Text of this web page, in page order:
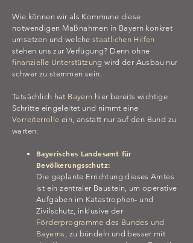
Wie können wir als Kommune diese
notwendigen Maßnahmen in Bayern konkret
umsetzen und welche staatlichen Hilfen
stehen uns zur Verfügung? Denn ohne
finanzielle Unterstützung wird der Ausbau nur
schwer zu stemmen sein.
Tatsächlich hat Bayern hier bereits wichtige
Schritte eingeleitet und nimmt eine
Vorreiterrolle ein, anstatt nur auf den Bund zu
warten:
Bayerisches Landesamt für
Bevölkerungsschutz:
Die geplante Errichtung dieses Amtes
ist ein zentraler Baustein, um operative
Aufgaben im Katastrophen- und
Zivilschutz, inklusive der
Förderprogramme des Bundes und
Bayerns , zu bündeln und besser mit